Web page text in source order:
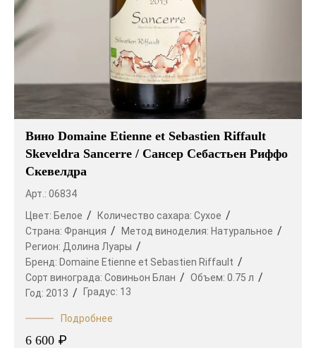
Вино Domaine Etienne et Sebastien Riffault
Skeveldra Sancerre / Сансер Себастьен Риффо
Скевелдра
Арт.: 06834
Цвет: Белое Количество сахара: Сухое
Страна: Франция Метод виноделия: Натуральное
Регион: Долина Луары
Бренд: Domaine Etienne et Sebastien Riffault
Сорт винограда: Совиньон Блан Объем: 0.75 л
Год: 2013 Градус: 13
Подробнее
6 600 ₽